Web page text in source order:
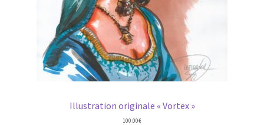
Illustration originale « Vortex »
100.00€